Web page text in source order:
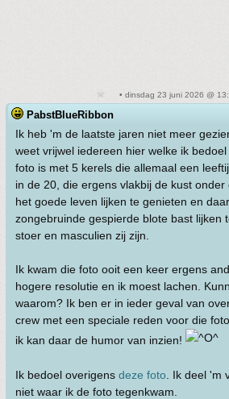
• dinsdag 23 juni 2026 @
PabstBlueRibbon
Ik heb 'm de laatste jaren niet meer
weet vrijwel iedereen hier welke ik
foto is met 5 kerels die allemaal een
in de 20, die ergens vlakbij de kust
het goede leven lijken te genieten en
zongebruinde gespierde blote bast lijken
stoer en masculien zij zijn.
Ik kwam die foto ooit een keer ergens
hogere resolutie en ik moest lachen.
waarom? Ik ben er in ieder geval van
crew met een speciale reden voor die
ik kan daar de humor van inzien!
Ik bedoel overigens deze foto . Ik deel 'm
niet waar ik de foto tegenkwam.